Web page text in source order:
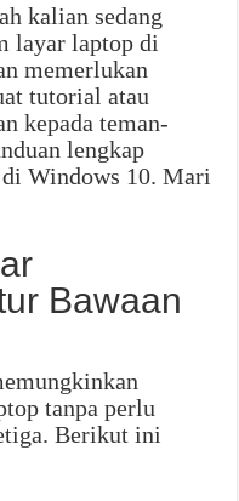
kalian sedang
layar laptop di
memerlukan
tutorial atau
kepada teman-
lengkap
Windows 10. Mari
Bawaan
tanpa perlu
Berikut ini